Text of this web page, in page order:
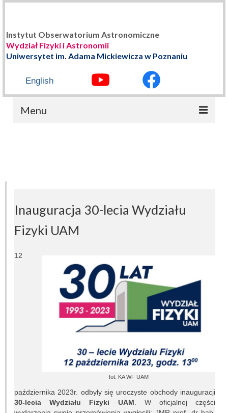
Instytut Obserwatorium Astronomiczne
Wydział Fizyki i Astronomii
Uniwersytet im. Adama Mickiewicza w Poznaniu
English
Menu
Historia
Pracownicy
Biblioteka
Infrastruktura
Kalendarz
BADANIA NAUKOWE
Dziedziny badań
Inauguracja 30-lecia Wydziału
Fizyki UAM
fot. KA WF UAM
12
października 2023r. odbyły się uroczyste obchody inauguracji
30-lecia Wydziału Fizyki UAM. W oficjalnej części